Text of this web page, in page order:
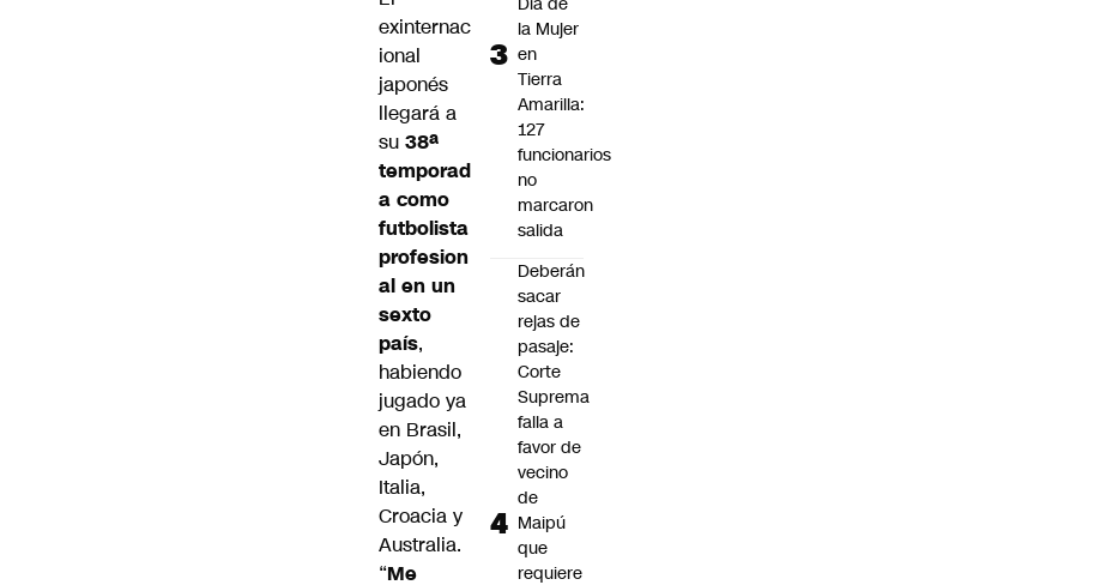
exinternac
ional
japonés
llegará a
su 38ª
temporad
a como
futbolista
profesion
al en un
sexto
país,
habiendo
jugado ya
en Brasil,
Japón,
Italia,
Croacia y
Australia.
“Me
la Mujer
en
Tierra
Amarilla:
127
funcionarios
no
marcaron
salida
Deberán
sacar
rejas de
pasaje:
Corte
Suprema
falla a
favor de
vecino
de
Maipú
que
requiere